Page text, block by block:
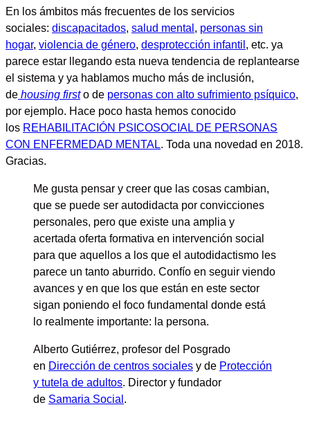
En los ámbitos más frecuentes de los servicios
sociales: discapacitados, salud mental, personas sin
hogar, violencia de género, desprotección infantil, etc. ya
parece estar llegando esta nueva tendencia de replantearse
el sistema y ya hablamos mucho más de inclusión,
de housing firsto de personas con alto sufrimiento psíquico,
por ejemplo. Hace poco hasta hemos conocido
los REHABILITACIÓN PSICOSOCIAL DE PERSONAS
CON ENFERMEDAD MENTAL. Toda una novedad en 2018.
Gracias.
Me gusta pensar y creer que las cosas cambian,
que se puede ser autodidacta por convicciones
personales, pero que existe una amplia y
acertada oferta formativa en intervención social
para que aquellos a los que el autodidactismo les
parece un tanto aburrido. Confío en seguir viendo
avances y en que los que están en este sector
sigan poniendo el foco fundamental donde está
lo realmente importante: la persona.
Alberto Gutiérrez, profesor del Posgrado
en Dirección de centros sociales y de Protección
y tutela de adultos. Director y fundador
de Samaria Social.